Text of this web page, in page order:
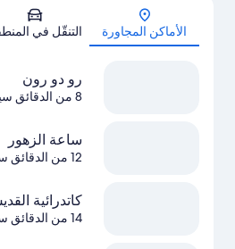
الخريطة
الأماكن المجاورة التنقّل في
رو دو رون
8 من الدقائق سيرًا على الأقدام
ساعة الزهور
12 من الدقائق سيرًا على الأقدام
كاتدرائية
14 من الدقائق سيرًا على الأقدام